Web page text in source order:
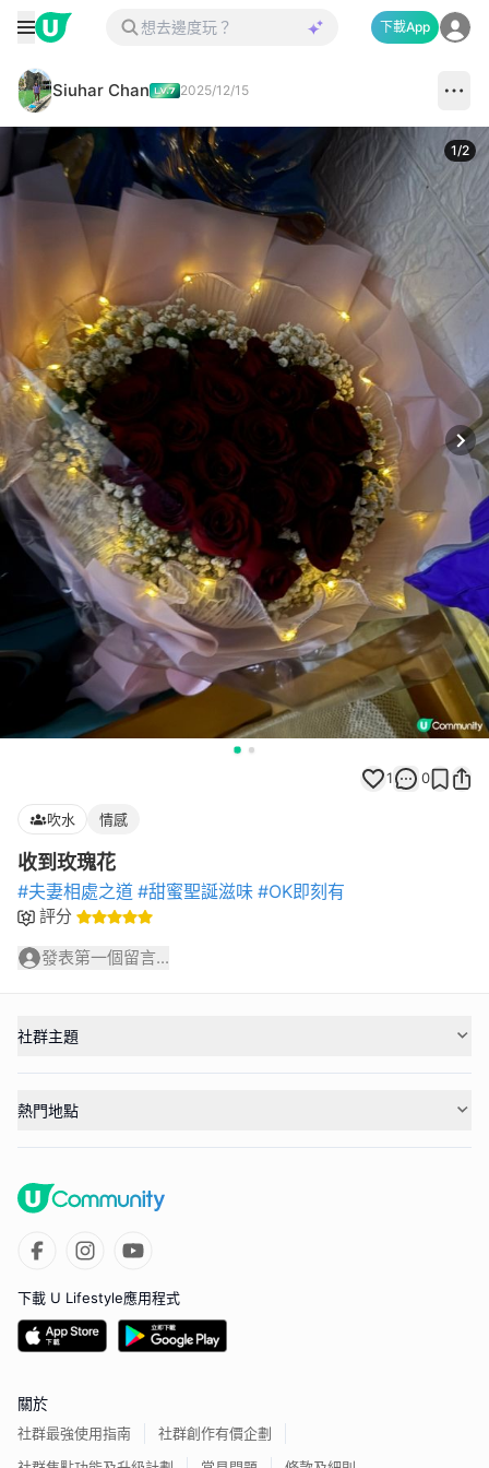
下載App
Siuhar Chan 2025/12/15
1/2
1 0
吹水 情感
收到玫瑰花
#夫妻相處之道 #甜蜜聖誕滋味 #OK即刻有
評分
發表第一個留言...
社群主題
熱門地點
下載 U Lifestyle應用程式
關於
社群最強使用指南
社群創作有價企劃